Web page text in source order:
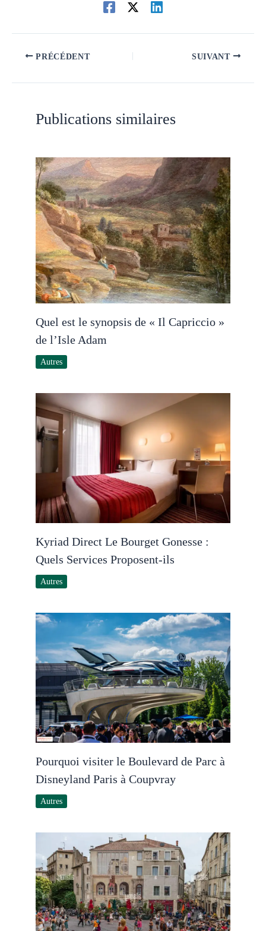
PRÉCÉDENT SUIVANT
Publications similaires
Quel est le synopsis de « Il Capriccio »
de l’Isle Adam
Autres
Kyriad Direct Le Bourget Gonesse :
Quels Services Proposent-ils
Autres
Pourquoi visiter le Boulevard de Parc à
Disneyland Paris à Coupvray
Autres